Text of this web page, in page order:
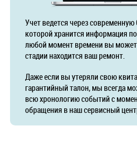
Учет ведется через современную
которой хранится информация
любой момент времени вы
стадии находится ваш ремонт.
Даже если вы утеряли свою
гарантийный талон, мы всегда
всю хронологию событий с
обращения в наш сервисный